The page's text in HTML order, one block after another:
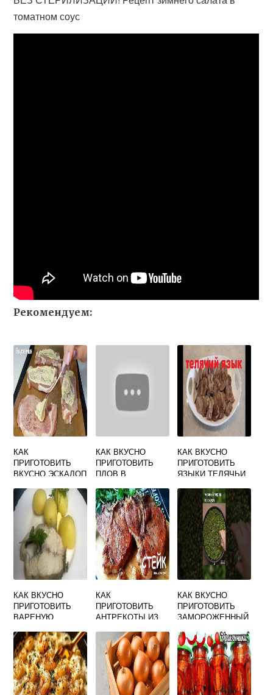
томатном соус
Рекомендуем:
КАК
ПРИГОТОВИТЬ
ВКУСНО ЭСКАЛОП
КАК ВКУСНО
ПРИГОТОВИТЬ
ПЛОВ В
СВИНИНЫ
КАК ВКУСНО
ПРИГОТОВИТЬ
ЯЗЫКИ ТЕЛЯЧЬИ
КАК ВКУСНО
ПРИГОТОВИТЬ
ВАРЕНУЮ
КАК
ПРИГОТОВИТЬ
АНТРЕКОТЫ ИЗ
КОСТОЧКЕ В
ДУХОВКЕ ВКУСНО
КАК ВКУСНО
ПРИГОТОВИТЬ
ЗАМОРОЖЕННЫЙ
ГОРОШЕК НА
ГАРНИР